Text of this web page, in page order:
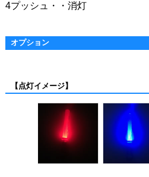
4プッシュ・・消灯
オプション
【点灯イメージ】